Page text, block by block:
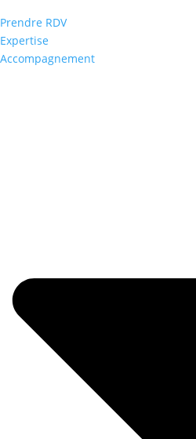
Prendre RDV
Expertise
Accompagnement